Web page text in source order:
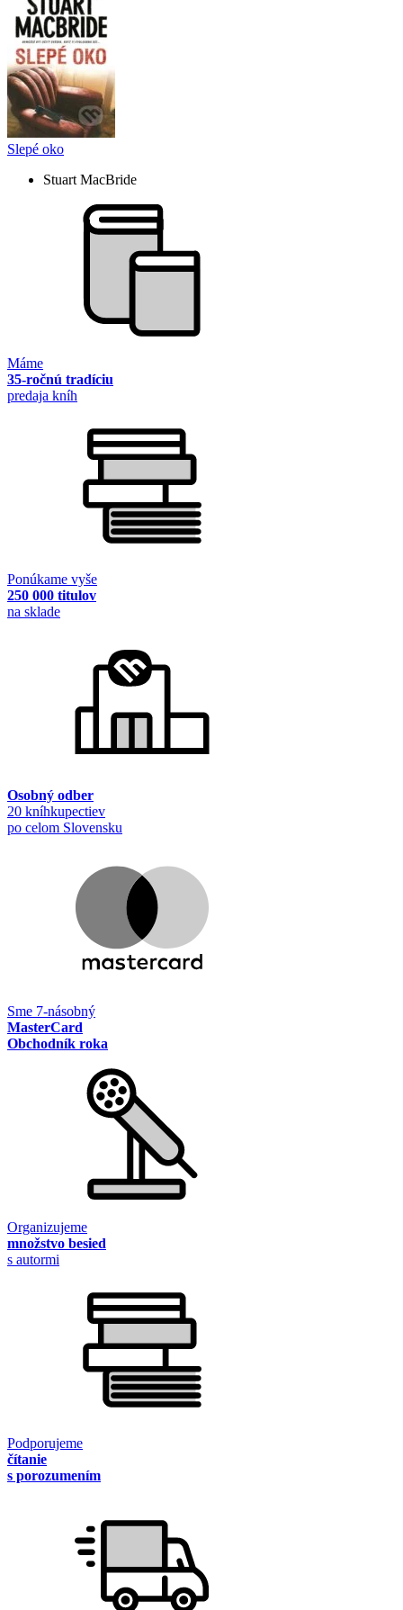
Slepé oko
Stuart MacBride
Máme
35-ročnú tradíciu
predaja kníh
Ponúkame vyše
250 000 titulov
na sklade
Osobný odber
20 kníhkupectiev
po celom Slovensku
Sme 7-násobný
MasterCard
Obchodník roka
Organizujeme
množstvo besied
s autormi
Podporujeme
čítanie
s porozumením